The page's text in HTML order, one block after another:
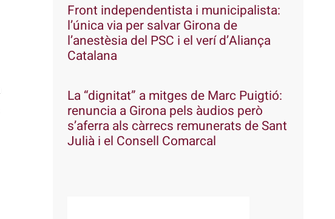
Front independentista i municipalista:
l’única via per salvar Girona de
l’anestèsia del PSC i el verí d’Aliança
Catalana
La “dignitat” a mitges de Marc Puigtió:
renuncia a Girona pels àudios però
s’aferra als càrrecs remunerats de Sant
Julià i el Consell Comarcal